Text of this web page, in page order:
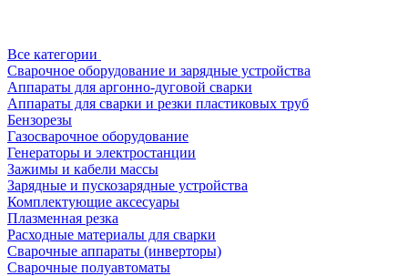
Все категории
Сварочное оборудование и зарядные устройства
Аппараты для аргонно-дуговой сварки
Аппараты для сварки и резки пластиковых труб
Бензорезы
Газосварочное оборудование
Генераторы и электростанции
Зажимы и кабели массы
Зарядные и пускозарядные устройства
Комплектующие аксесуары
Плазменная резка
Расходные материалы для сварки
Сварочные аппараты (инверторы)
Сварочные полуавтоматы